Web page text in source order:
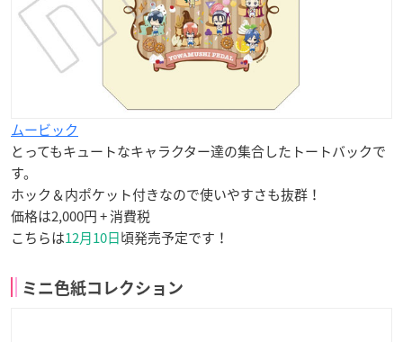
ムービック
とってもキュートなキャラクター達の集合したトートバックで
す。
ホック＆内ポケット付きなので使いやすさも抜群！
価格は2,000円 + 消費税
こちらは12月10日頃発売予定です！
ミニ色紙コレクション